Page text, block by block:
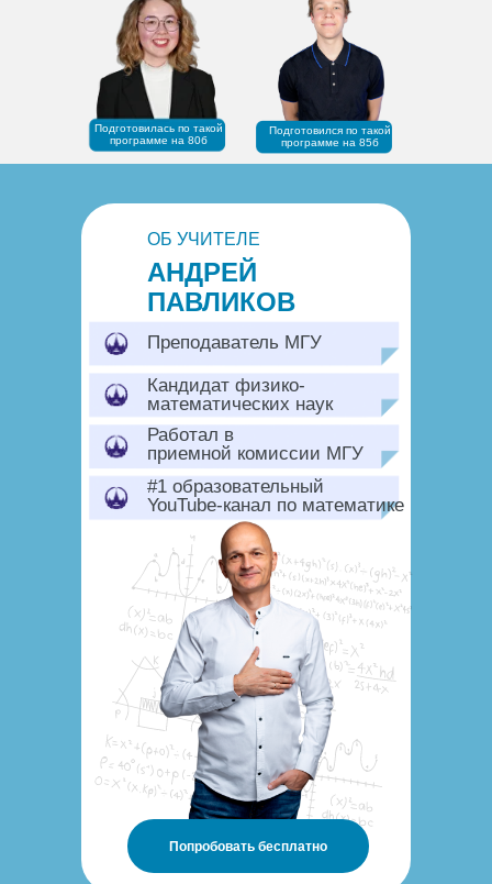
Подготовилась по такой
программе на 80б
Подготовился по такой
программе на 85б
АНДРЕЙ
ПАВЛИКОВ
ОБ УЧИТЕЛЕ
Преподаватель МГУ
Кандидат физико-
математических наук
Работал в
приемной комиссии МГУ
#1 образовательный
YouTube-канал по математике
Попробовать бесплатно